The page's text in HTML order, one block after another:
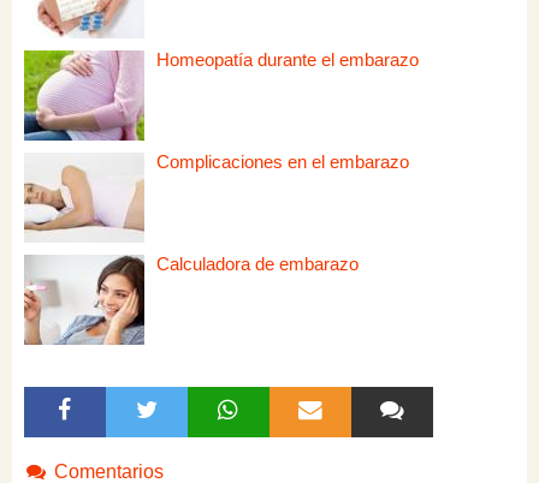
Homeopatía durante el embarazo
Complicaciones en el embarazo
Calculadora de embarazo
Comentarios